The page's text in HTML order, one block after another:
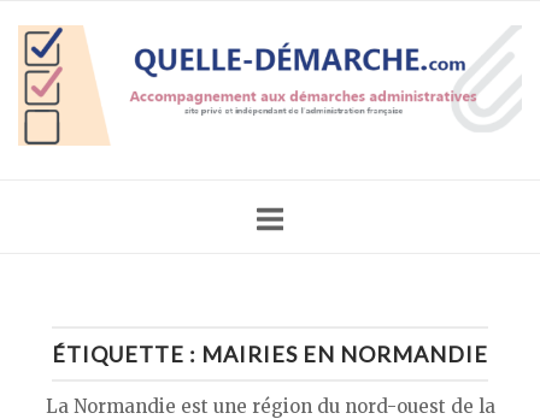
content
Home
ÉTIQUETTE : MAIRIES EN NORMANDIE
La Normandie est une région du nord-ouest de la